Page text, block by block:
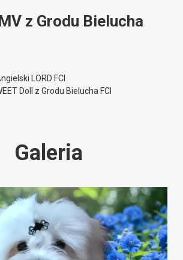
z Grodu Bielucha
LORD FCI
Doll z Grodu Bielucha FCI
Galeria